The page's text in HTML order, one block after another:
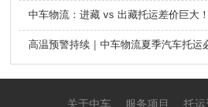
高温预警持续｜中车物流夏季汽车托运
关于中车 服务项目 托运